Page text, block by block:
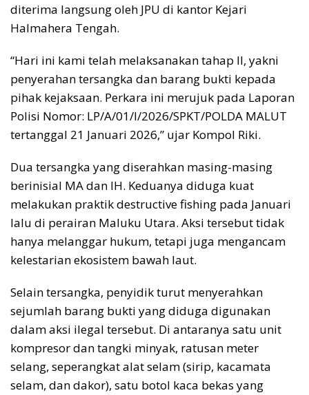
diterima langsung oleh JPU di kantor Kejari
Halmahera Tengah.
“Hari ini kami telah melaksanakan tahap II, yakni
penyerahan tersangka dan barang bukti kepada
pihak kejaksaan. Perkara ini merujuk pada Laporan
Polisi Nomor: LP/A/01/I/2026/SPKT/POLDA MALUT
tertanggal 21 Januari 2026,” ujar Kompol Riki.
Dua tersangka yang diserahkan masing-masing
berinisial MA dan IH. Keduanya diduga kuat
melakukan praktik destructive fishing pada Januari
lalu di perairan Maluku Utara. Aksi tersebut tidak
hanya melanggar hukum, tetapi juga mengancam
kelestarian ekosistem bawah laut.
Selain tersangka, penyidik turut menyerahkan
sejumlah barang bukti yang diduga digunakan
dalam aksi ilegal tersebut. Di antaranya satu unit
kompresor dan tangki minyak, ratusan meter
selang, seperangkat alat selam (sirip, kacamata
selam, dan dakor), satu botol kaca bekas yang